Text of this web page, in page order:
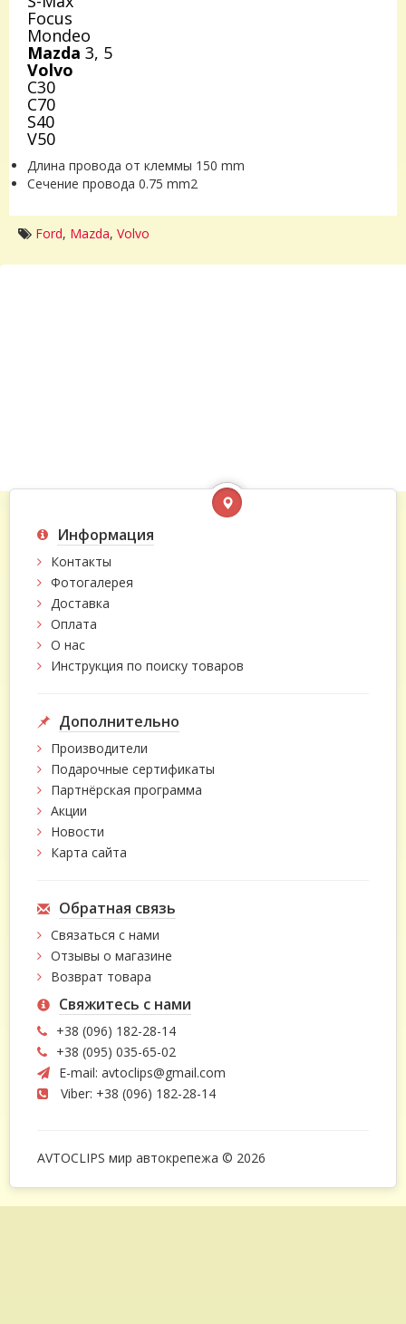
Focus
Mondeo
Mazda 3, 5
Volvo
C30
C70
S40
V50
Длина провода от клеммы 150 mm
Сечение провода 0.75 mm2
Ford, Mazda, Volvo
Информация
Контакты
Фотогалерея
Доставка
Оплата
О нас
Инструкция по поиску товаров
Дополнительно
Производители
Подарочные сертификаты
Партнёрская программа
Акции
Новости
Карта сайта
Обратная связь
Связаться с нами
Отзывы о магазине
Возврат товара
Свяжитесь с нами
+38 (096) 182-28-14
+38 (095) 035-65-02
E-mail: avtoclips@gmail.com
Viber: +38 (096) 182-28-14
AVTOCLIPS мир автокрепежа © 2026